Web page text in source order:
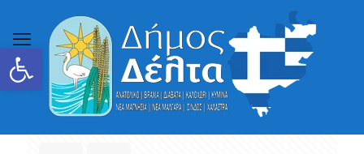
Ανοίξτε τη γραμμή εργαλείων